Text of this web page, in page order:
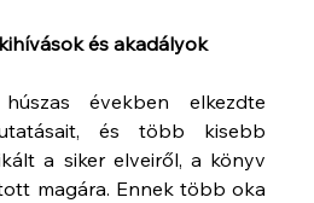
és akadályok
években elkezdte
és több kisebb
a siker elveiről, a könyv
magára. Ennek több oka